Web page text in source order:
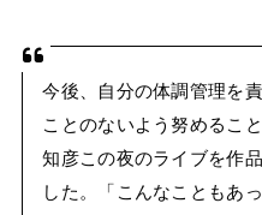
今後、自分の体調管理を
ことのないよう努めるこ
知彦この夜のライブを作
した。「こんなこともあ